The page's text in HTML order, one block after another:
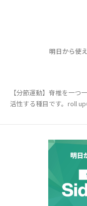
明日から使
【分節運動】脊椎を一つ
活性する種目です。roll